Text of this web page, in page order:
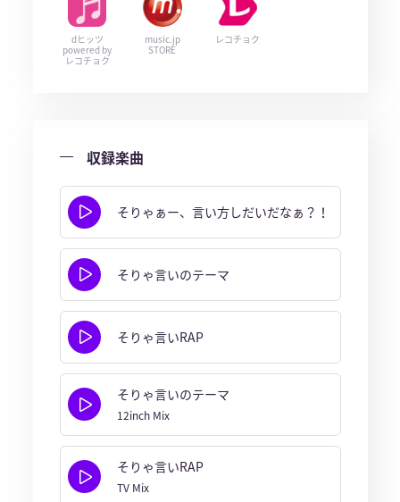
dヒッツ
powered by
レコチョク
music.jp
STORE
レコチョク
収録楽曲
そりゃぁー、言い方しだいだなぁ？！
そりゃ言いのテーマ
そりゃ言いRAP
そりゃ言いのテーマ
12inch Mix
そりゃ言いRAP
TV Mix